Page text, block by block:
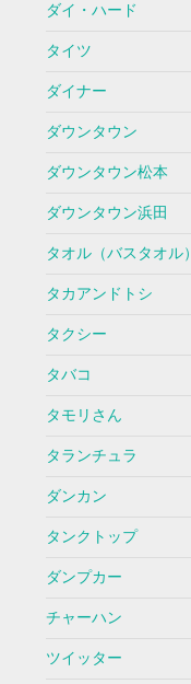
ダイ・ハード
タイツ
ダイナー
ダウンタウン
ダウンタウン松本
ダウンタウン浜田
タオル（バスタオル）
タカアンドトシ
タクシー
タバコ
タモリさん
タランチュラ
ダンカン
タンクトップ
ダンプカー
チャーハン
ツイッター